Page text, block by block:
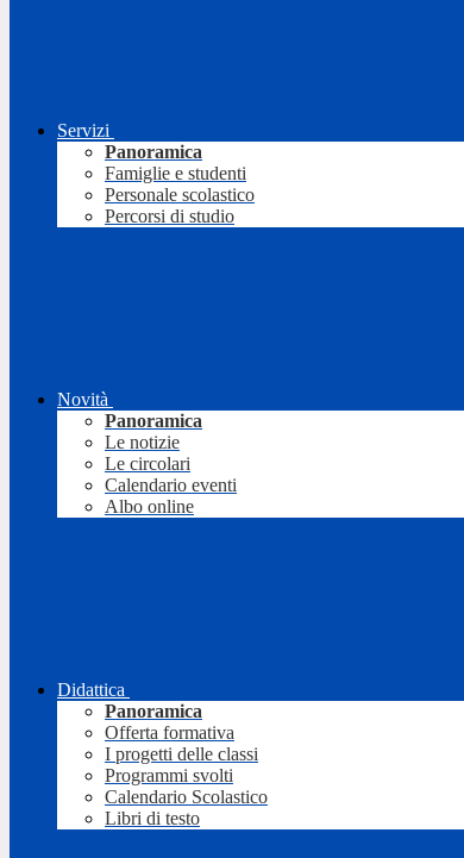
Servizi
Panoramica
Famiglie e studenti
Personale scolastico
Percorsi di studio
Novità
Panoramica
Le notizie
Le circolari
Calendario eventi
Albo online
Didattica
Panoramica
Offerta formativa
I progetti delle classi
Programmi svolti
Calendario Scolastico
Libri di testo